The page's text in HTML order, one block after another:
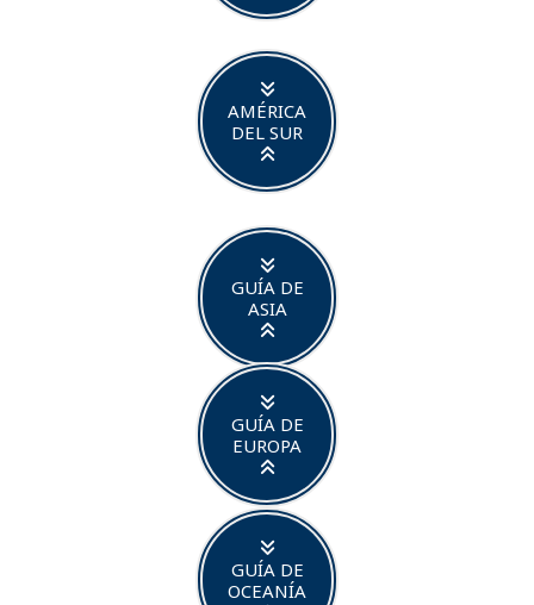
AMÉRICA
DEL SUR
GUÍA DE
ASIA
GUÍA DE
EUROPA
GUÍA DE
OCEANÍA